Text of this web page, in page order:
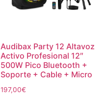
Audibax Party 12 Altavoz
Activo Profesional 12″
500W Pico Bluetooth +
Soporte + Cable + Micro
197,00€